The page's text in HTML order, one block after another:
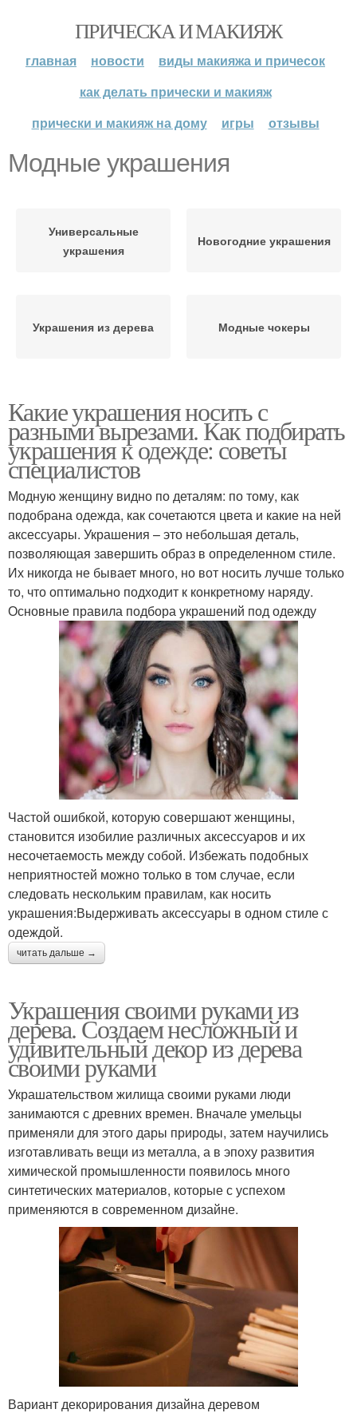
ПРИЧЕСКА И МАКИЯЖ
главная новости
виды макияжа и причесок
как делать прически и макияж
прически и макияж на дому
игры отзывы
Модные украшения
Универсальные
украшения
Новогодние украшения
Украшения из дерева Модные чокеры
Какие украшения носить с
разными вырезами. Как подбирать
украшения к одежде: советы
специалистов
Модную женщину видно по деталям: по тому, как
подобрана одежда, как сочетаются цвета и какие на ней
аксессуары. Украшения – это небольшая деталь,
позволяющая завершить образ в определенном стиле.
Их никогда не бывает много, но вот носить лучше только
то, что оптимально подходит к конкретному наряду.
Основные правила подбора украшений под одежду
Частой ошибкой, которую совершают женщины,
становится изобилие различных аксессуаров и их
несочетаемость между собой. Избежать подобных
неприятностей можно только в том случае, если
следовать нескольким правилам, как носить
украшения:Выдерживать аксессуары в одном стиле с
одеждой.
читать дальше →
Украшения своими руками из
дерева. Создаем несложный и
удивительный декор из дерева
своими руками
Украшательством жилища своими руками люди
занимаются с древних времен. Вначале умельцы
применяли для этого дары природы, затем научились
изготавливать вещи из металла, а в эпоху развития
химической промышленности появилось много
синтетических материалов, которые с успехом
применяются в современном дизайне.
Вариант декорирования дизайна деревом